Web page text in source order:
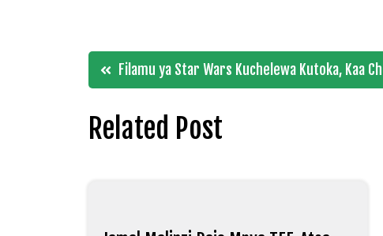
Post
navigation
Filamu ya Star Wars Kuchelewa Kutoka, Kaa
Related Post